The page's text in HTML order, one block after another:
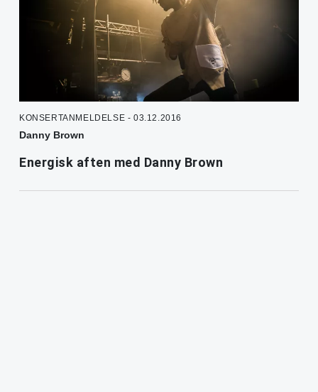
KONSERTANMELDELSE - 03.12.2016
Danny Brown
Energisk aften med Danny Brown